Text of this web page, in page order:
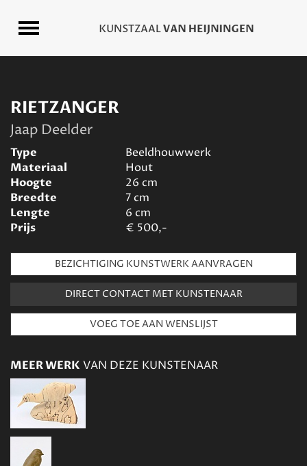
RIETZANGER
Jaap Deelder
Type
Beeldhouwwerk
Materiaal
Hout
Hoogte
26 cm
Breedte
7cm
Lengte
6 cm
Prijs
€ 500,-
BEZICHTIGING KUNSTWERK AANVRAGEN
DIRECT CONTACT MET KUNSTENAAR
MEER WERK VAN DEZE KUNSTENAAR